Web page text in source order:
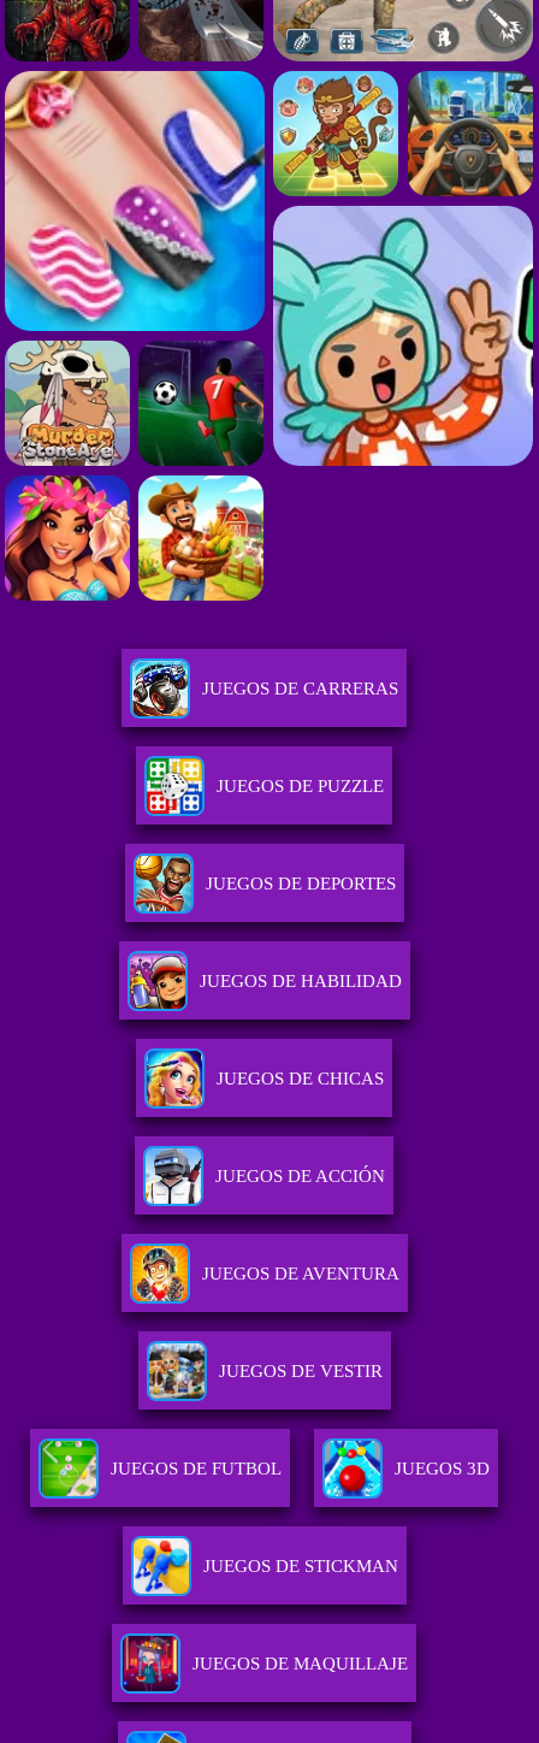
JUEGOS DE CARRERAS
JUEGOS DE PUZZLE
JUEGOS DE DEPORTES
JUEGOS DE HABILIDAD
JUEGOS DE CHICAS
JUEGOS DE ACCIÓN
JUEGOS DE AVENTURA
JUEGOS DE VESTIR
JUEGOS DE FUTBOL JUEGOS 3D
JUEGOS DE STICKMAN
JUEGOS DE MAQUILLAJE